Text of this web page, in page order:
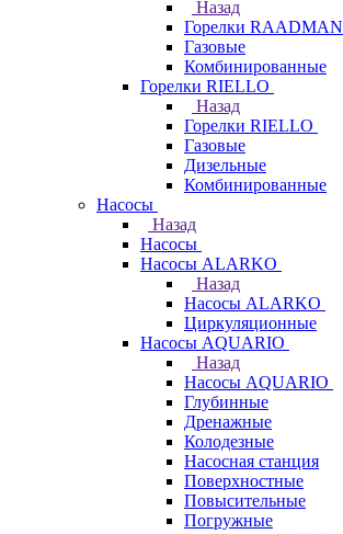
Назад
Горелки RAADMAN
Газовые
Комбинированные
Горелки RIELLO
Назад
Горелки RIELLO
Газовые
Дизельные
Комбинированные
Насосы
Назад
Насосы
Насосы ALARKO
Назад
Насосы ALARKO
Циркуляционные
Насосы AQUARIO
Назад
Насосы AQUARIO
Глубинные
Дренажные
Колодезные
Насосная станция
Поверхностные
Повысительные
Погружные